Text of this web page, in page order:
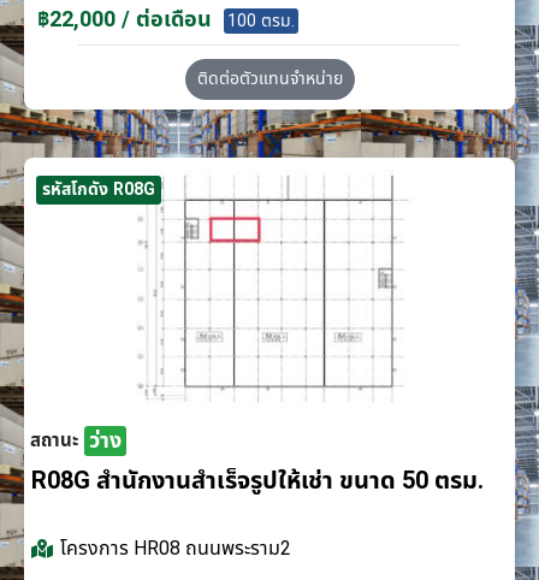
฿22,000 / ต่อเดือน 100 ตรม.
ติดต่อตัวแทนจำหน่าย
รหัสโกดัง R08G
สถานะ ว่าง
R08G สำนักงานสำเร็จรูปให้เช่า ขนาด 50 ตรม.
โครงการ HR08 ถนนพระราม2